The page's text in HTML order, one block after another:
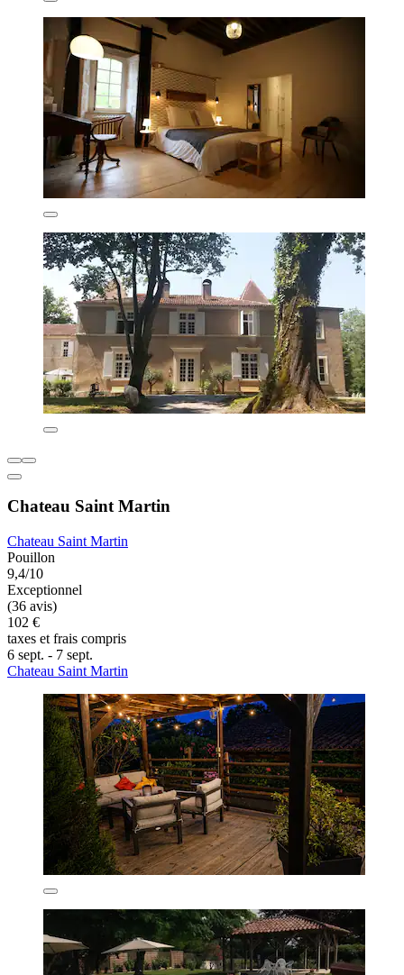
Chateau Saint Martin
Chateau Saint Martin
Pouillon
9,4/10
Exceptionnel
(36 avis)
102 €
taxes et frais compris
6 sept. - 7 sept.
Chateau Saint Martin